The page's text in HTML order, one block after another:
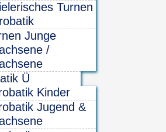
Turnen
Junge
/
Ü
Kinder
Jugend &